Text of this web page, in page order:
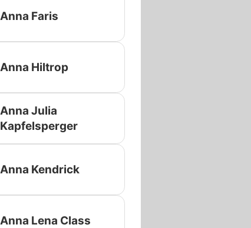
Anna Faris
Anna Hiltrop
Anna Julia
Kapfelsperger
Anna Kendrick
Anna Lena Class